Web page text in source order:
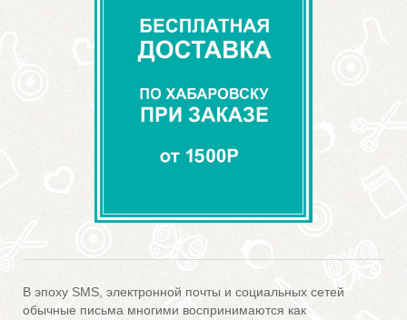
В эпоху SMS, электронной почты и социальных сетей
обычные письма многими воспринимаются как